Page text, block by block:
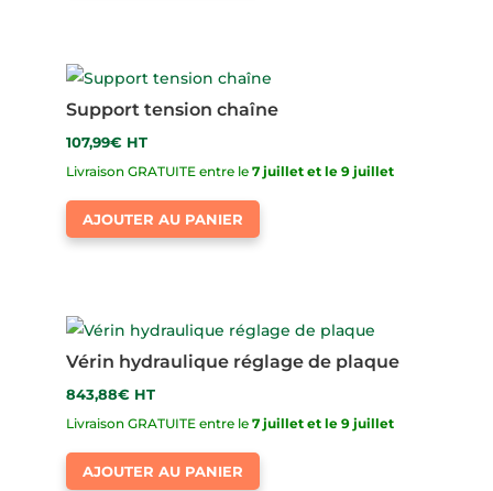
Support tension chaîne
107,99€ HT
Livraison GRATUITE entre le 7 juillet et le 9 juillet
AJOUTER AU PANIER
Vérin hydraulique réglage de plaque
843,88€ HT
Livraison GRATUITE entre le 7 juillet et le 9 juillet
AJOUTER AU PANIER